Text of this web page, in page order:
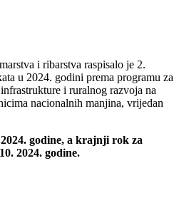
i ribarstva raspisalo je 2.
u 2024. godini prema programu za
i ruralnog razvoja na
nacionalnih manjina, vrijedan
godine, a krajnji rok za
2024. godine.